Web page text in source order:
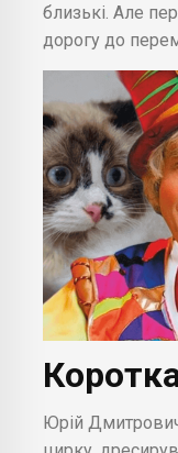
близькі. Але
дорогу до
Юрій